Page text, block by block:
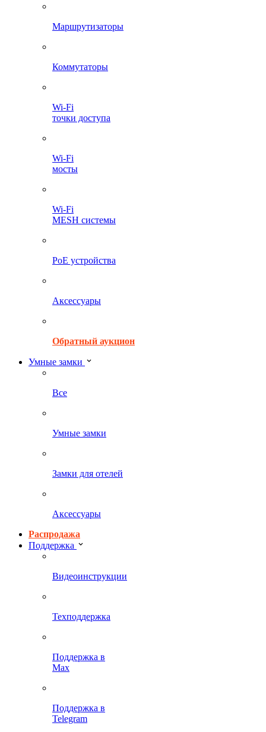
Маршрутизаторы
Коммутаторы
Wi-Fi
точки доступа
Wi-Fi
мосты
Wi-Fi
MESH системы
PoE устройства
Аксессуары
Обратный аукцион
Умные замки
Все
Умные замки
Замки для отелей
Аксессуары
Распродажа
Поддержка
Видеоинструкции
Техподдержка
Поддержка в
Max
Поддержка в
Telegram